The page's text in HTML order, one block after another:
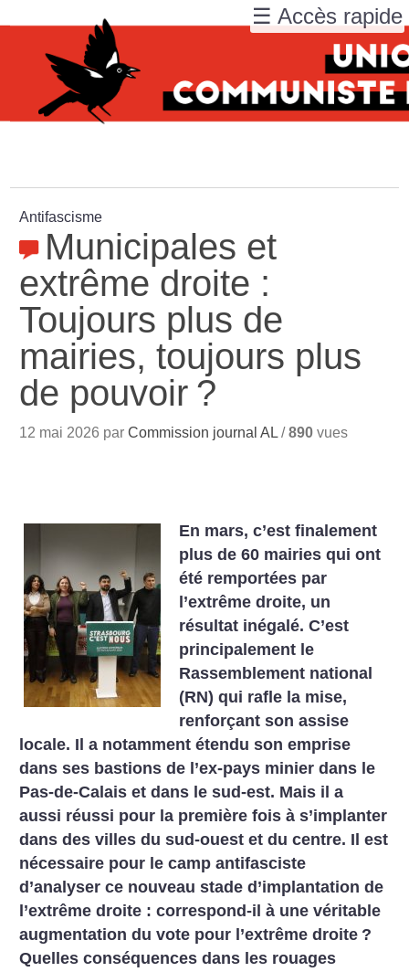
Antifascisme
Municipales et
extrême droite :
Toujours plus de
mairies, toujours plus
de pouvoir ?
12 mai 2026 parCommission journal AL /890 vues
En mars, c’est finalement
plus de 60 mairies qui ont
été remportées par
l’extrême droite, un
résultat inégalé. C’est
principalement le
Rassemblement national
(RN) qui rafle la mise,
renforçant son assise
locale. Il a notamment étendu son emprise
dans ses bastions de l’ex-pays minier dans le
Pas-de-Calais et dans le sud-est. Mais il a
aussi réussi pour la première fois à s’implanter
dans des villes du sud-ouest et du centre. Il est
nécessaire pour le camp antifasciste
d’analyser ce nouveau stade d’implantation de
l’extrême droite : correspond-il à une véritable
augmentation du vote pour l’extrême droite ?
Quelles conséquences dans les rouages
☰ Accès rapide